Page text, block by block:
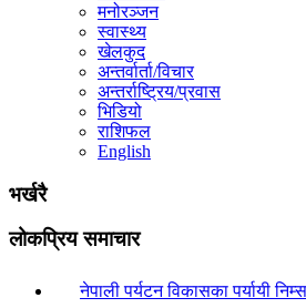
मनोरञ्जन
स्वास्थ्य
खेलकुद
अन्तर्वार्ता/विचार
अन्तर्राष्ट्रिय/प्रवास
भिडियो
राशिफल
English
भर्खरै
लोकप्रिय समाचार
नेपाली पर्यटन विकासका पर्यायी